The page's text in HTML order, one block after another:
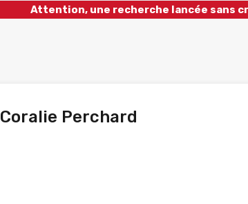
Attention, une recherche lancée sans
Coralie Perchard